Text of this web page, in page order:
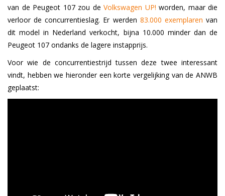
van de Peugeot 107 zou de Volkswagen UP! worden, maar die
verloor de concurrentieslag. Er werden 83.000 exemplaren van
dit model in Nederland verkocht, bijna 10.000 minder dan de
Peugeot 107 ondanks de lagere instapprijs.
Voor wie de concurrentiestrijd tussen deze twee interessant
vindt, hebben we hieronder een korte vergelijking van de ANWB
geplaatst: